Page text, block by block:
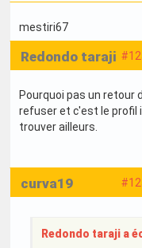
mestiri67
Redondo taraji
Pourquoi pas un retour
refuser et c'est le profil
trouver ailleurs.
curva19
Redondo taraji a